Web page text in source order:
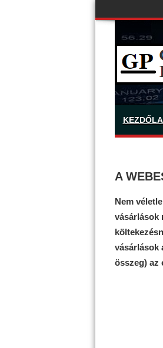
A
Nem
vásárlások
vásárlások
összeg) az